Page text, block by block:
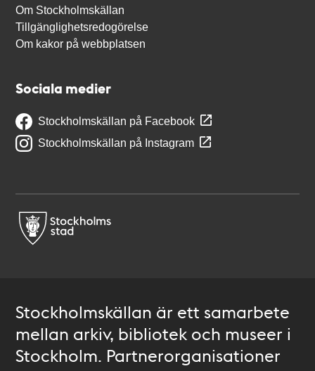
Om Stockholmskällan
Tillgänglighetsredogörelse
Om kakor på webbplatsen
Sociala medier
Stockholmskällan på Facebook
Stockholmskällan på Instagram
Stockholmskällan är ett samarbete
mellan arkiv, bibliotek och museer i
Stockholm. Partnerorganisationer